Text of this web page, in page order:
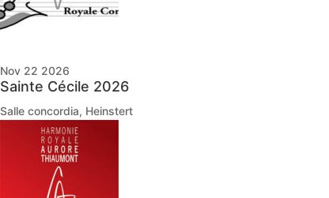
Nov 22 2026
Sainte Cécile 2026
Salle concordia, Heinstert